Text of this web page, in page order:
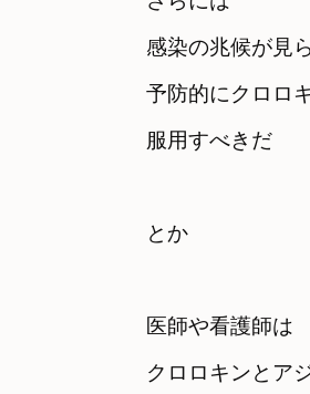
感染の兆候が見
予防的にクロロ
服用すべきだ
とか
医師や看護師は
クロロキンとア